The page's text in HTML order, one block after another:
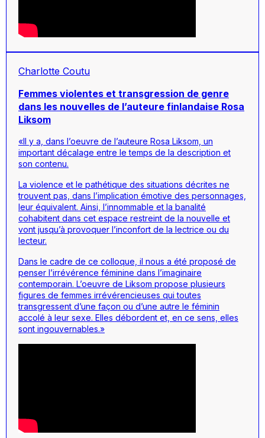
Charlotte Coutu
Femmes violentes et transgression de genre
dans les nouvelles de l’auteure finlandaise Rosa
Liksom
«Il y a, dans l’oeuvre de l’auteure Rosa Liksom, un
important décalage entre le temps de la description et
son contenu.
La violence et le pathétique des situations décrites ne
trouvent pas, dans l’implication émotive des personnages,
leur équivalent. Ainsi, l’innommable et la banalité
cohabitent dans cet espace restreint de la nouvelle et
vont jusqu’à provoquer l’inconfort de la lectrice ou du
lecteur.
Dans le cadre de ce colloque, il nous a été proposé de
penser l’irrévérence féminine dans l’imaginaire
contemporain. L’oeuvre de Liksom propose plusieurs
figures de femmes irrévérencieuses qui toutes
transgressent d’une façon ou d’une autre le féminin
accolé à leur sexe. Elles débordent et, en ce sens, elles
sont ingouvernables.»